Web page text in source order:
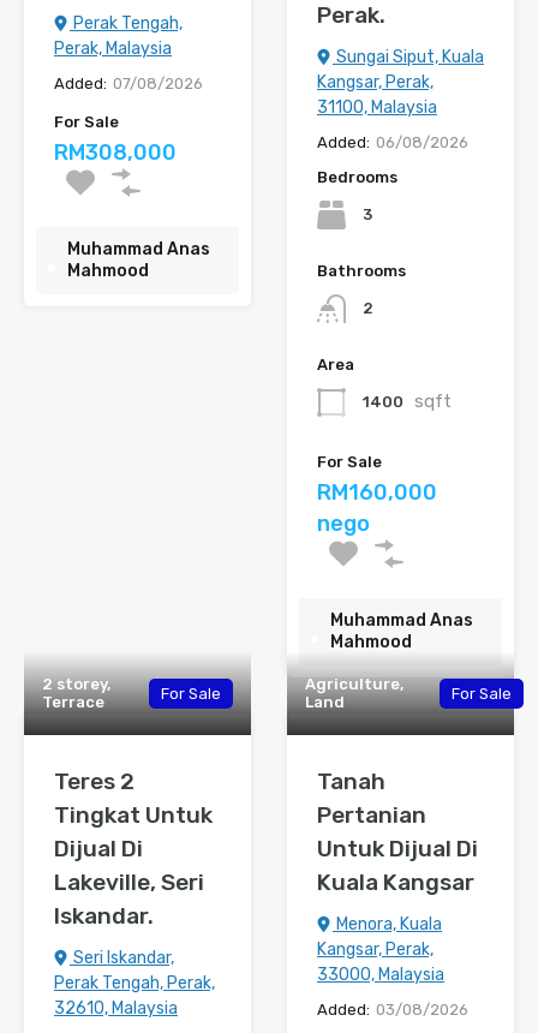
Perak Tengah,
Perak, Malaysia
Added: 07/08/2026
For Sale
RM308,000
Muhammad Anas
Mahmood
Perak.
Sungai Siput, Kuala
Kangsar, Perak,
31100, Malaysia
Added: 06/08/2026
Bedrooms
3
Bathrooms
2
Area
1400 sqft
For Sale
RM160,000
nego
Muhammad Anas
Mahmood
2 storey,
Terrace
For Sale
Teres 2
Tingkat Untuk
Dijual Di
Lakeville, Seri
Iskandar.
Seri Iskandar,
Perak Tengah, Perak,
32610, Malaysia
Agriculture,
Land
For Sale
Tanah
Pertanian
Untuk Dijual Di
Kuala Kangsar
Menora, Kuala
Kangsar, Perak,
33000, Malaysia
Added: 03/08/2026